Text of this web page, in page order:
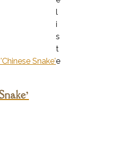
l
i
s
t
e